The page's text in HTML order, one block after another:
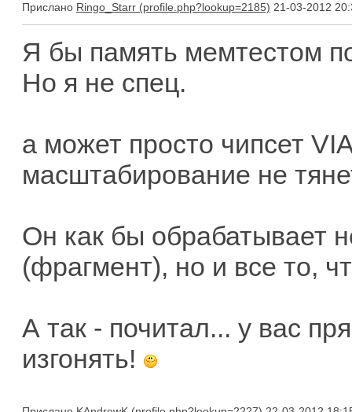
Прислано Ringo_Starr 21-03-2012
Я бы память мемтестом
Но я не спец.
а может просто чипсет
масштабирование не
Он как бы обрабатывает
(фрагмент), но и все то,
А так - почитал... у вас
изгонять!